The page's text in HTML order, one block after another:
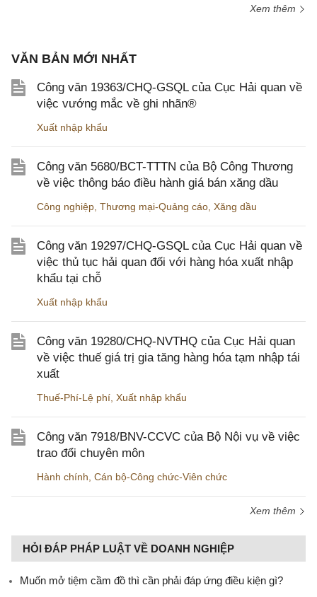
Xem thêm
VĂN BẢN MỚI NHẤT
Công văn 19363/CHQ-GSQL của Cục Hải quan về
việc vướng mắc về ghi nhãn®
Xuất nhập khẩu
Công văn 5680/BCT-TTTN của Bộ Công Thương
về việc thông báo điều hành giá bán xăng dầu
Công nghiệp Thương mại-Quảng cáo Xăng dầu
Công văn 19297/CHQ-GSQL của Cục Hải quan về
việc thủ tục hải quan đối với hàng hóa xuất nhập
khẩu tại chỗ
Xuất nhập khẩu
Công văn 19280/CHQ-NVTHQ của Cục Hải quan
về việc thuế giá trị gia tăng hàng hóa tạm nhập tái
xuất
Thuế-Phí-Lệ phí Xuất nhập khẩu
Công văn 7918/BNV-CCVC của Bộ Nội vụ về việc
trao đổi chuyên môn
Hành chính Cán bộ-Công chức-Viên chức
Xem thêm
HỎI ĐÁP PHÁP LUẬT VỀ DOANH NGHIỆP
Muốn mở tiệm cầm đồ thì cần phải đáp ứng điều kiện gì?